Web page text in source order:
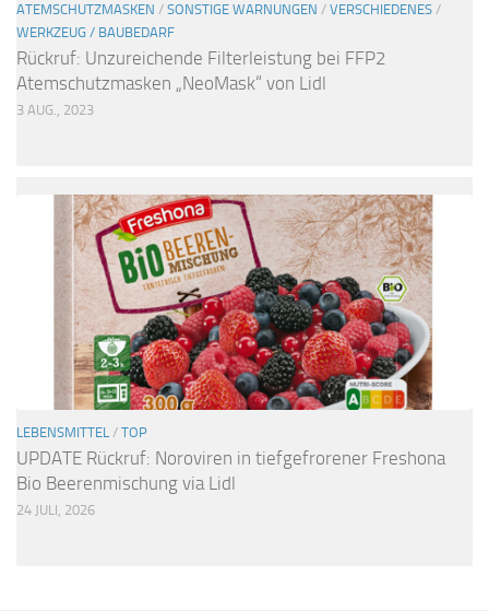
ATEMSCHUTZMASKEN / SONSTIGE WARNUNGEN / VERSCHIEDENES /
WERKZEUG / BAUBEDARF
Rückruf: Unzureichende Filterleistung bei FFP2
Atemschutzmasken „NeoMask“ von Lidl
3 AUG., 2023
LEBENSMITTEL / TOP
UPDATE Rückruf: Noroviren in tiefgefrorener Freshona
Bio Beerenmischung via Lidl
24 JULI, 2026